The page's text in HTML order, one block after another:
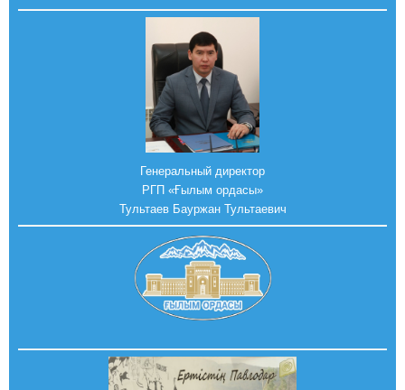
Генеральный директор
РГП «Ғылым ордасы»
Тультаев Бауржан Тультаевич